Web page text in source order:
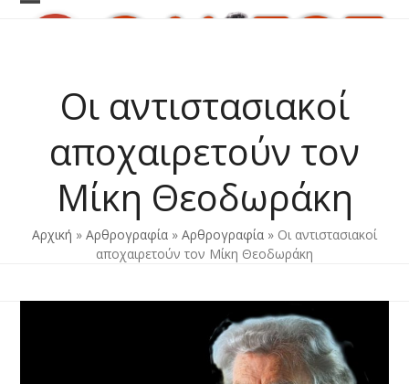
Skip
Open
Close
Οι αντιστασιακοί
αποχαιρετούν τον
Μίκη Θεοδωράκη
Αρχική » Αρθρογραφία » Αρθρογραφία » Οι αντιστασιακοί
αποχαιρετούν τον Μίκη Θεοδωράκη